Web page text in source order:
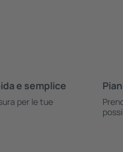
e semplice
per le tue